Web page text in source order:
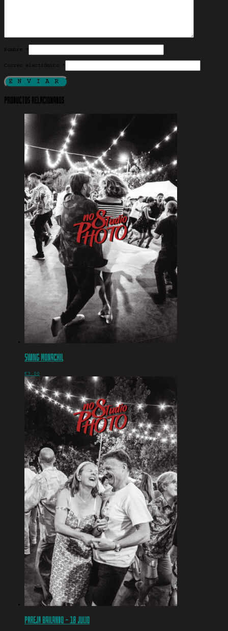
Nombre *
Correo electrónico *
Productos relacionados
Swing Monachil
€3.00
Pareja bailando – 18 julio